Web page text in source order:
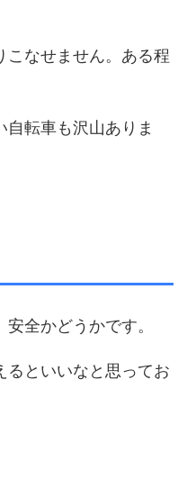
こなせません。ある程
転車も沢山ありま
全かどうかです。
るといいなと思ってお